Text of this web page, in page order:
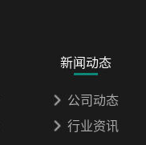
新闻动态
公司动态
行业资讯